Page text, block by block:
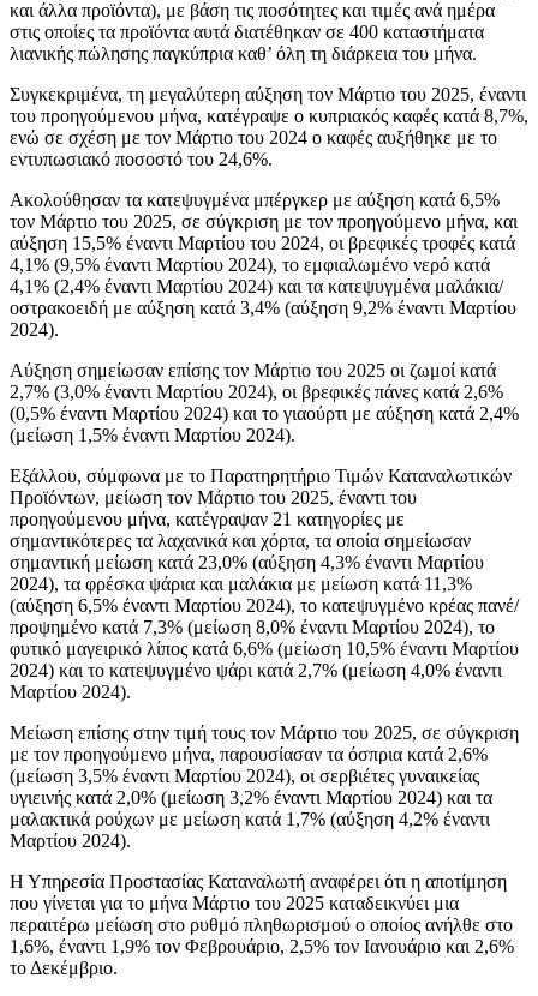
και άλλα προϊόντα), με βάση τις ποσότητες και τιμές ανά ημέρα
στις οποίες τα προϊόντα αυτά διατέθηκαν σε 400 καταστήματα
λιανικής πώλησης παγκύπρια καθ’ όλη τη διάρκεια του μήνα.
Συγκεκριμένα, τη μεγαλύτερη αύξηση τον Μάρτιο του 2025, έναντι
του προηγούμενου μήνα, κατέγραψε ο κυπριακός καφές κατά 8,7%,
ενώ σε σχέση με τον Μάρτιο του 2024 ο καφές αυξήθηκε με το
εντυπωσιακό ποσοστό του 24,6%.
Ακολούθησαν τα κατεψυγμένα μπέργκερ με αύξηση κατά 6,5%
τον Μάρτιο του 2025, σε σύγκριση με τον προηγούμενο μήνα, και
αύξηση 15,5% έναντι Μαρτίου του 2024, οι βρεφικές τροφές κατά
4,1% (9,5% έναντι Μαρτίου 2024), το εμφιαλωμένο νερό κατά
4,1% (2,4% έναντι Μαρτίου 2024) και τα κατεψυγμένα μαλάκια/
οστρακοειδή με αύξηση κατά 3,4% (αύξηση 9,2% έναντι Μαρτίου
2024).
Αύξηση σημείωσαν επίσης τον Μάρτιο του 2025 οι ζωμοί κατά
2,7% (3,0% έναντι Μαρτίου 2024), οι βρεφικές πάνες κατά 2,6%
(0,5% έναντι Μαρτίου 2024) και το γιαούρτι με αύξηση κατά 2,4%
(μείωση 1,5% έναντι Μαρτίου 2024).
Εξάλλου, σύμφωνα με το Παρατηρητήριο Τιμών Καταναλωτικών
Προϊόντων, μείωση τον Μάρτιο του 2025, έναντι του
προηγούμενου μήνα, κατέγραψαν 21 κατηγορίες με
σημαντικότερες τα λαχανικά και χόρτα, τα οποία σημείωσαν
σημαντική μείωση κατά 23,0% (αύξηση 4,3% έναντι Μαρτίου
2024), τα φρέσκα ψάρια και μαλάκια με μείωση κατά 11,3%
(αύξηση 6,5% έναντι Μαρτίου 2024), το κατεψυγμένο κρέας πανέ/
προψημένο κατά 7,3% (μείωση 8,0% έναντι Μαρτίου 2024), το
φυτικό μαγειρικό λίπος κατά 6,6% (μείωση 10,5% έναντι Μαρτίου
2024) και το κατεψυγμένο ψάρι κατά 2,7% (μείωση 4,0% έναντι
Μαρτίου 2024).
Μείωση επίσης στην τιμή τους τον Μάρτιο του 2025, σε σύγκριση
με τον προηγούμενο μήνα, παρουσίασαν τα όσπρια κατά 2,6%
(μείωση 3,5% έναντι Μαρτίου 2024), οι σερβιέτες γυναικείας
υγιεινής κατά 2,0% (μείωση 3,2% έναντι Μαρτίου 2024) και τα
μαλακτικά ρούχων με μείωση κατά 1,7% (αύξηση 4,2% έναντι
Μαρτίου 2024).
Η Υπηρεσία Προστασίας Καταναλωτή αναφέρει ότι η αποτίμηση
που γίνεται για το μήνα Μάρτιο του 2025 καταδεικνύει μια
περαιτέρω μείωση στο ρυθμό πληθωρισμού ο οποίος ανήλθε στο
1,6%, έναντι 1,9% τον Φεβρουάριο, 2,5% τον Ιανουάριο και 2,6%
το Δεκέμβριο.